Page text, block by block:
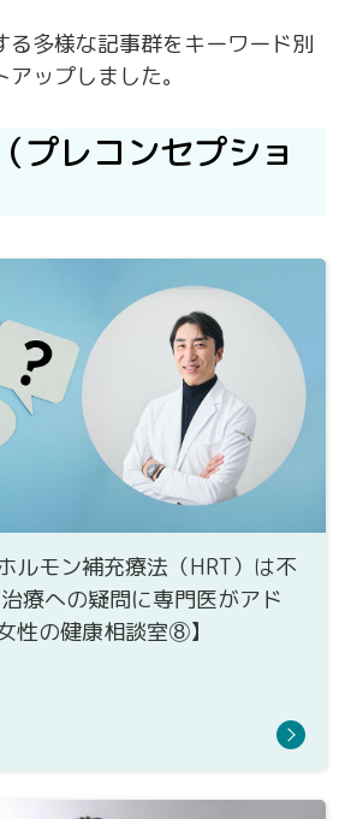
る多様な記事群をキーワード別
ップしました。
プレコンセプショ
ルモン補充療法（HRT）は不
療への疑問に専門医がアド
性の健康相談室⑧】